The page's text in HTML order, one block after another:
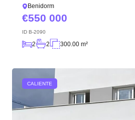
Benidorm
550 000
ID B-2090
2 2 300.00 m²
CALIENTE